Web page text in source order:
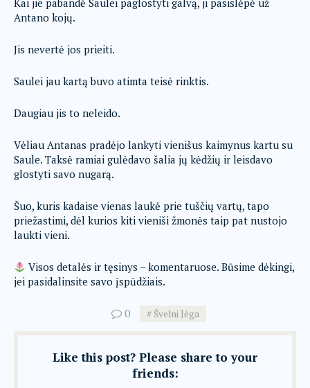
Kai jie pabandė Saulei paglostyti galvą, ji pasislėpė už
Antano kojų.
Jis nevertė jos prieiti.
Saulei jau kartą buvo atimta teisė rinktis.
Daugiau jis to neleido.
Vėliau Antanas pradėjo lankyti vienišus kaimynus kartu su
Saule. Taksė ramiai gulėdavo šalia jų kėdžių ir leisdavo
glostyti savo nugarą.
Šuo, kuris kadaise vienas laukė prie tuščių vartų, tapo
priežastimi, dėl kurios kiti vieniši žmonės taip pat nustojo
laukti vieni.
Visos detalės ir tęsinys – komentaruose. Būsime dėkingi,
jei pasidalinsite savo įspūdžiais.
0 Švelni Jėga
Like this post? Please share to your
friends: